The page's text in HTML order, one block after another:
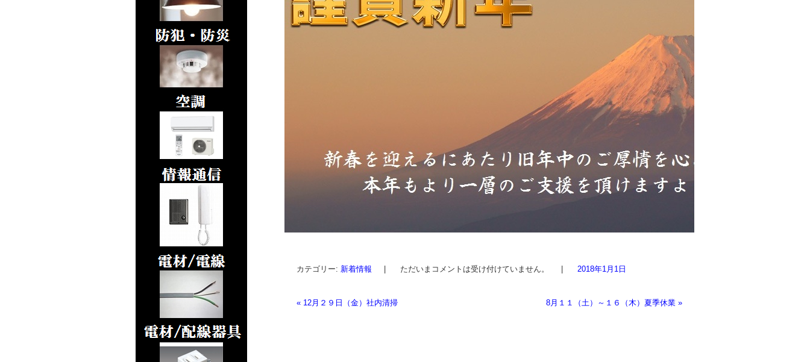
カテゴリー: 新着情報 ただいまコメントは受け付けていません。 2018年1月1日
« 12月２９日（金）社内清掃 8月１１（土）～１６（木）夏季休業 »